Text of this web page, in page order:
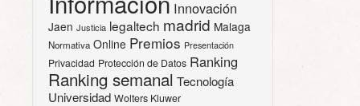
Innovación
Jaen Justicia legaltech madrid Malaga
Normativa Online Premios Presentación
Privacidad Protección de Datos Ranking
Ranking semanal Tecnología
Universidad Wolters Kluwer